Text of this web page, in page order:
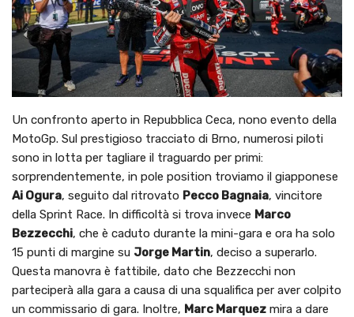
Un confronto aperto in Repubblica Ceca, nono evento della
MotoGp. Sul prestigioso tracciato di Brno, numerosi piloti
sono in lotta per tagliare il traguardo per primi:
sorprendentemente, in pole position troviamo il giapponese
Ai Ogura, seguito dal ritrovato Pecco Bagnaia, vincitore
della Sprint Race. In difficoltà si trova invece Marco
Bezzecchi, che è caduto durante la mini-gara e ora ha solo
15 punti di margine su Jorge Martin, deciso a superarlo.
Questa manovra è fattibile, dato che Bezzecchi non
parteciperà alla gara a causa di una squalifica per aver colpito
un commissario di gara. Inoltre, Marc Marquez mira a dare